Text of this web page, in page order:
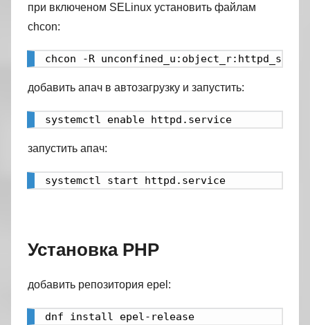
при включеном SELinux установить файлам
chcon:
chcon -R
добавить апач в автозагрузку и запустить:
systemctl enable httpd.service
запустить апач:
systemctl start httpd.service
Установка PHP
добавить репозитория epel:
dnf install epel-release